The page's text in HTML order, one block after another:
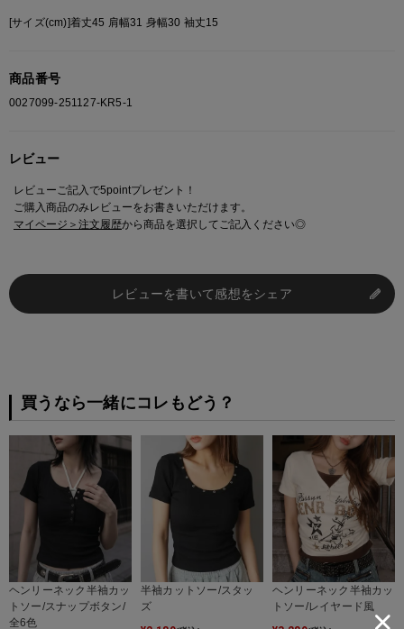
※ご注意
あらかじめご了承ください。
総柄の商品は使用している生地の部分によって 写真と異なる場合がございま
[サイズ(cm)]着丈45 肩幅31 身幅30 袖丈15
商品番号
0027099-251127-KR5-1
レビュー
レビューご記入で5pointプレゼント！
ご購入商品のみレビューをお書きいただけます。
マイページ＞注文履歴から商品を選択してご記入ください◎
レビューを書いて感想をシェア
買うなら一緒にコレもどう？
ヘンリーネック半袖カッ
トソー/スナップボタン/
全6色
半袖カットソー/スタッ
ズ
ヘンリーネック半袖カッ
トソー/レイヤード風